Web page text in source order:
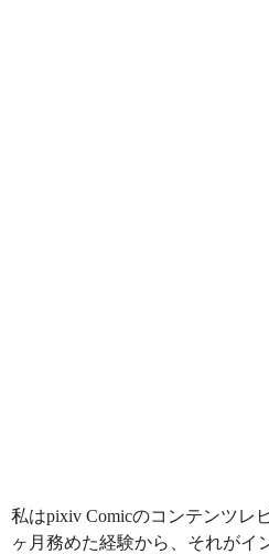
私はpixiv Comicのコンテンツレ
ヶ月務めた経験から、それがイ